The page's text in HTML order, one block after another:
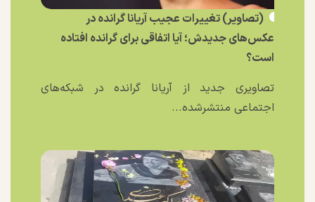
(تصاویر) تغییرات عجیب آریانا گرانده در
عکس‌های جدیدش؛ آیا اتفاقی برای گرانده افتاده
است؟
تصاویری جدید از آریانا گرانده در شبکه‌های
اجتماعی منتشرشده...